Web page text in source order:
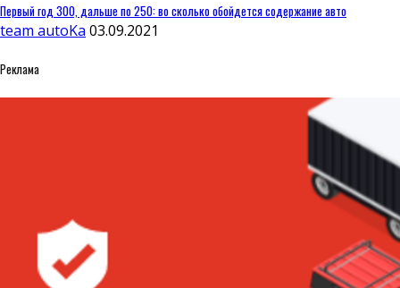
Первый год 300, дальше по 250: во сколько обойдется содержание авто
team autoKa 03.09.2021
Реклама